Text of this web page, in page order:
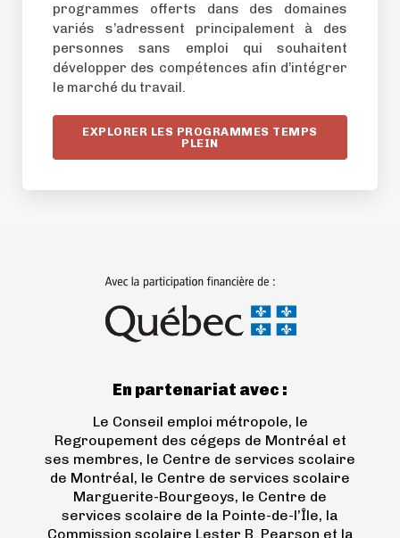
programmes offerts dans des domaines
variés s’adressent principalement à des
personnes sans emploi qui souhaitent
développer des compétences afin d’intégrer
le marché du travail.
EXPLORER LES PROGRAMMES TEMPS
PLEIN
En partenariat avec :
Le Conseil emploi métropole, le
Regroupement des cégeps de Montréal et
ses membres, le Centre de services scolaire
de Montréal, le Centre de services scolaire
Marguerite-Bourgeoys, le Centre de
services scolaire de la Pointe-de-l’Île, la
Commission scolaire Lester B. Pearson et la